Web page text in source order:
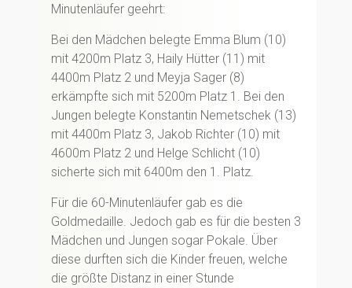
Minutenläufer geehrt:
Bei den Mädchen belegte Emma Blum (10)
mit 4200m Platz 3, Haily Hütter (11) mit
4400m Platz 2 und Meyja Sager (8)
erkämpfte sich mit 5200m Platz 1. Bei den
Jungen belegte Konstantin Nemetschek (13)
mit 4400m Platz 3, Jakob Richter (10) mit
4600m Platz 2 und Helge Schlicht (10)
sicherte sich mit 6400m den 1. Platz.
Für die 60-Minutenläufer gab es die
Goldmedaille. Jedoch gab es für die besten 3
Mädchen und Jungen sogar Pokale. Über
diese durften sich die Kinder freuen, welche
die größte Distanz in einer Stunde